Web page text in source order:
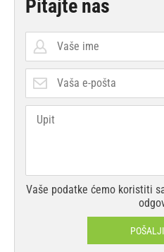
Pitajte nas
Vaše podatke ćemo koristiti